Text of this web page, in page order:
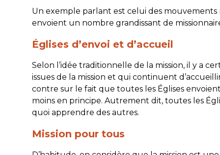
Un exemple parlant est celui des mouvements
envoient un nombre grandissant de
Églises d’envoi et d’accueil
Selon l’idée traditionnelle de la mission, il y a
issues de la mission et qui continuent
contre sur le fait que toutes les Églises
moins en principe. Autrement dit, toutes les
quoi apprendre des autres.
Mission pour tous